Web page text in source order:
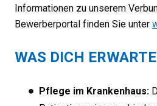
Informationen zu unserem
Bewerberportal finden Sie unter
WAS DICH
Pflege im Krankenhaus: